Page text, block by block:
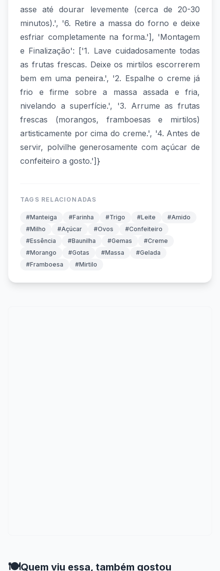
asse até dourar levemente (cerca de 20-30
minutos).', '6. Retire a massa do forno e deixe
esfriar completamente na forma.'], 'Montagem
e Finalização': ['1. Lave cuidadosamente todas
as frutas frescas. Deixe os mirtilos escorrerem
bem em uma peneira.', '2. Espalhe o creme já
frio e firme sobre a massa assada e fria,
nivelando a superfície.', '3. Arrume as frutas
frescas (morangos, framboesas e mirtilos)
artisticamente por cima do creme.', '4. Antes de
servir, polvilhe generosamente com açúcar de
confeiteiro a gosto.']}
TAGS RELACIONADAS
#Manteiga #Farinha #Trigo #Leite
#Amido
#Milho
#Açúcar #Ovos
#Confeiteiro
#Essência
#Baunilha #Gemas
#Creme
#Morango
#Gotas #Massa
#Gelada
#Framboesa
#Mirtilo
🍽️Quem viu essa, também gostou